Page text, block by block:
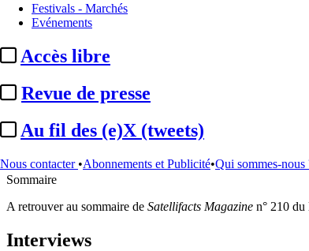
Festivals - Marchés
Evénements
Accès libre
Revue de presse
Au fil des (e)X (tweets)
Nous contacter •Abonnements et Publicité•Qui sommes-nous
Satellifacts Magazine
vendredi 29 mai 2026
Satellifacts Magazine 210 - Lundi 1er
Sommaire
A retrouver au sommaire de Satellifacts Magazine n° 210
Interviews